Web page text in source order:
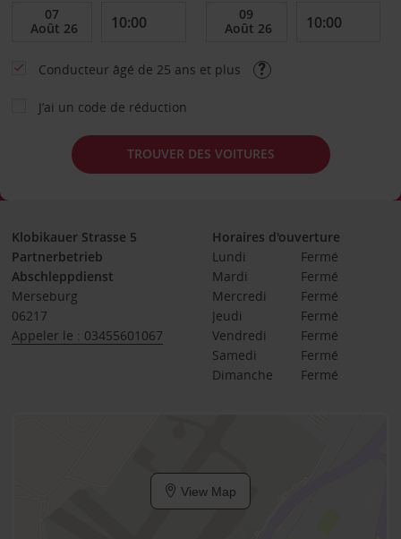
Conducteur âgé de 25 ans et plus
J’ai un code de réduction
TROUVER DES VOITURES
Klobikauer Strasse 5
Partnerbetrieb
Abschleppdienst
Merseburg
06217
Appeler le : 03455601067
Horaires d'ouverture
Lundi
Fermé
Mardi
Fermé
Mercredi
Fermé
Jeudi
Fermé
Vendredi
Fermé
Samedi
Fermé
Dimanche
Fermé
View Map